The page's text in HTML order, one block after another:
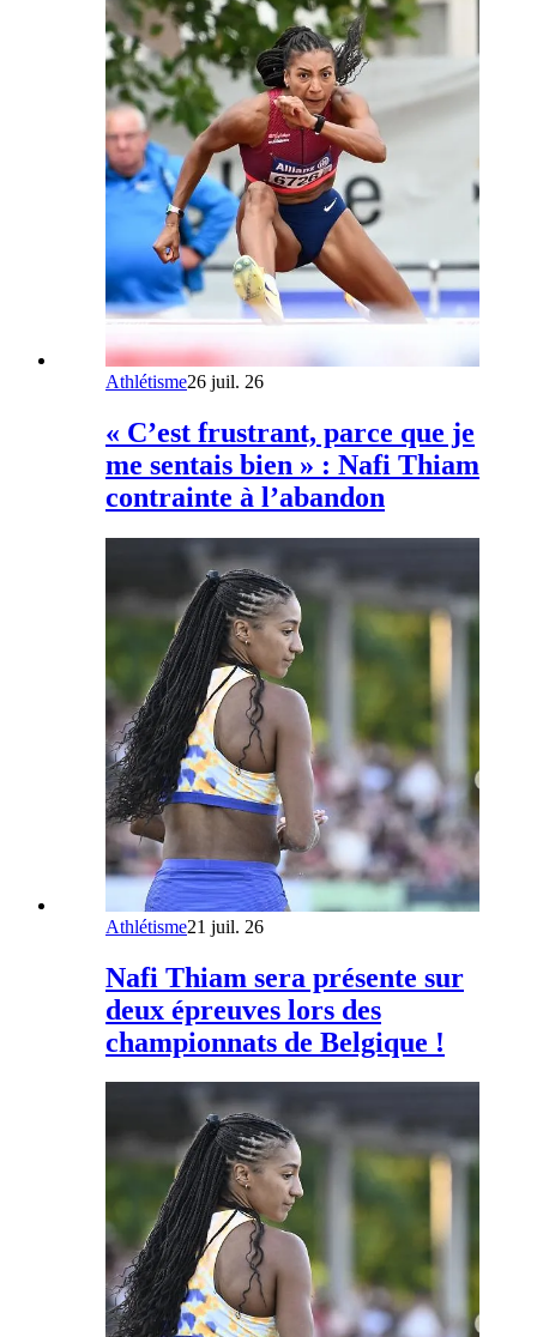
Athlétisme26 juil. 26
« C’est frustrant, parce que je
me sentais bien » : Nafi Thiam
contrainte à l’abandon
Athlétisme21 juil. 26
Nafi Thiam sera présente sur
deux épreuves lors des
championnats de Belgique !